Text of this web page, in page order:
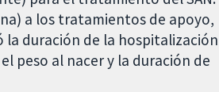
a los tratamientos de apoyo,
duración de la hospitalización
peso al nacer y la duración de